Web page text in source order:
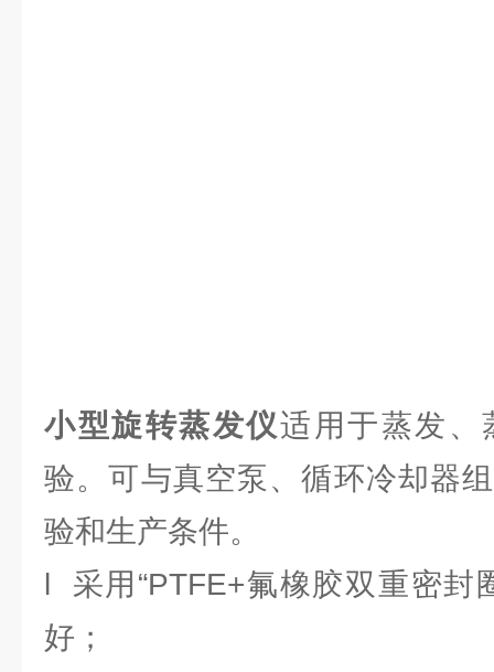
小型旋转蒸发仪适用于蒸发、
验。可与真空泵、循环冷却器
验和生产条件。
l 采用“PTFE+氟橡胶双重密封
好；